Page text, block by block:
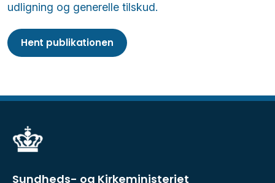
udligning og generelle tilskud.
Hent publikationen
Sundheds- og Kirkeministeriet